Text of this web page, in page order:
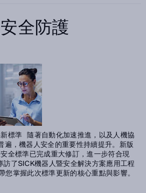
全防護
標準 隨著自動化加速推進，以及人機協
遍，機器人安全的重要性持續提升。新版
全標準已完成重大修訂，進一步符合現
了SICK機器人暨安全解決方案應用工程
掌握此次標準更新的核心重點與影響。